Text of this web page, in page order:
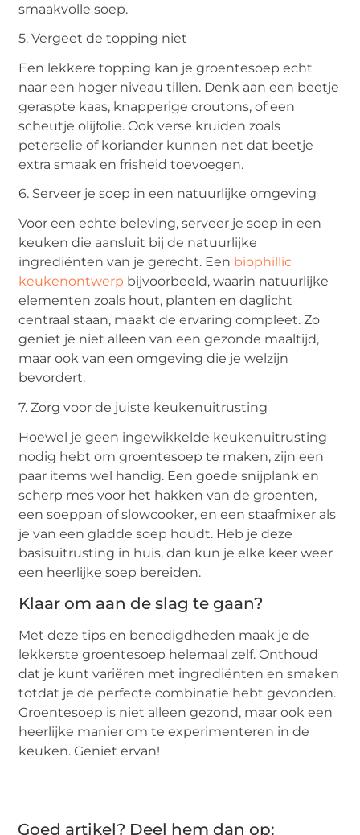
smaakvolle soep.
5. Vergeet de topping niet
Een lekkere topping kan je groentesoep echt
naar een hoger niveau tillen. Denk aan een beetje
geraspte kaas, knapperige croutons, of een
scheutje olijfolie. Ook verse kruiden zoals
peterselie of koriander kunnen net dat beetje
extra smaak en frisheid toevoegen.
6. Serveer je soep in een natuurlijke omgeving
Voor een echte beleving, serveer je soep in een
keuken die aansluit bij de natuurlijke
ingrediënten van je gerecht. Een biophillic
keukenontwerp bijvoorbeeld, waarin natuurlijke
elementen zoals hout, planten en daglicht
centraal staan, maakt de ervaring compleet. Zo
geniet je niet alleen van een gezonde maaltijd,
maar ook van een omgeving die je welzijn
bevordert.
7. Zorg voor de juiste keukenuitrusting
Hoewel je geen ingewikkelde keukenuitrusting
nodig hebt om groentesoep te maken, zijn een
paar items wel handig. Een goede snijplank en
scherp mes voor het hakken van de groenten,
een soeppan of slowcooker, en een staafmixer als
je van een gladde soep houdt. Heb je deze
basisuitrusting in huis, dan kun je elke keer weer
een heerlijke soep bereiden.
Klaar om aan de slag te gaan?
Met deze tips en benodigdheden maak je de
lekkerste groentesoep helemaal zelf. Onthoud
dat je kunt variëren met ingrediënten en smaken
totdat je de perfecte combinatie hebt gevonden.
Groentesoep is niet alleen gezond, maar ook een
heerlijke manier om te experimenteren in de
keuken. Geniet ervan!
Goed artikel? Deel hem dan op: